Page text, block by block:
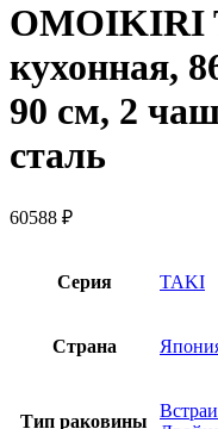
OMOIKIRI
кухонная,
90 см, 2
сталь
60588 ₽
Серия TAKI
Страна
Тип раковины